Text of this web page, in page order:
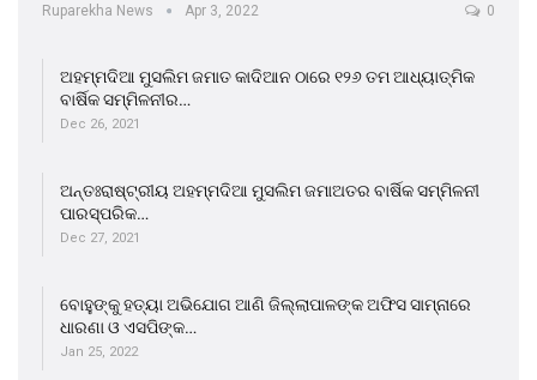
Ruparekha News Apr 3, 2022 0
ଅହମ୍ମଦିଆ ମୁସଲିମ ଜମାତ କାଦିଆନ ଠାରେ ୧୨୬ ତମ ଆଧ୍ୟାତ୍ମିକ
ବାର୍ଷିକ ସମ୍ମିଳନୀର…
Dec 26, 2021
ଅନ୍ତଃରାଷ୍ଟ୍ରୀୟ ଅହମ୍ମଦିଆ ମୁସଲିମ ଜମାଅତର ବାର୍ଷିକ ସମ୍ମିଳନୀ
ପାରସ୍ପରିକ…
Dec 27, 2021
ବୋହୁଙ୍କୁ ହତ୍ୟା ଅଭିଯୋଗ ଆଣି ଜିଲ୍ଲାପାଳଙ୍କ ଅଫିସ ସାମ୍ନାରେ
ଧାରଣା ଓ ଏସପିଙ୍କ…
Jan 25, 2022